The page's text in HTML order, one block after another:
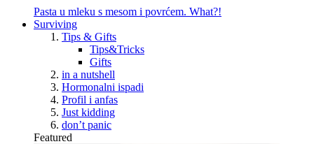
Pasta u mleku s mesom i povrćem. What?!
Surviving
Tips & Gifts
Tips&Tricks
Gifts
in a nutshell
Hormonalni ispadi
Profil i anfas
Just kidding
don’t panic
Featured